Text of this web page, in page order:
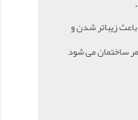
زیباتر شدن و
ساختمان می شود